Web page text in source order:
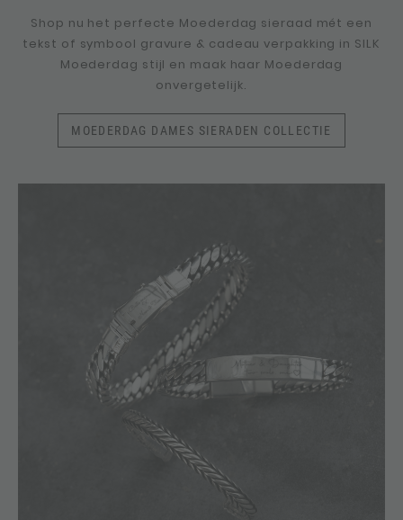
Shop nu het perfecte Moederdag sieraad mét een
tekst of symbool gravure & cadeau verpakking in SILK
Moederdag stijl en maak haar Moederdag
onvergetelijk.
MOEDERDAG DAMES SIERADEN COLLECTIE